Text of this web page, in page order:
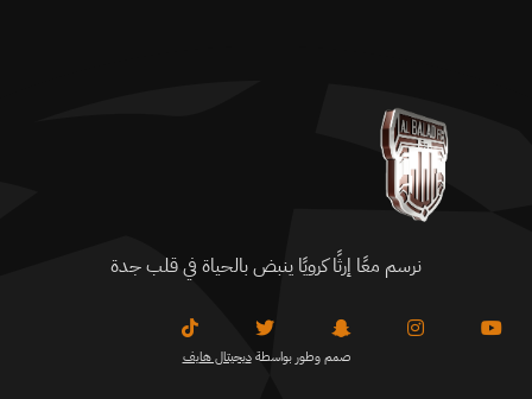
نرسم معًا إرثًا كرويًا ينبض بالحياة في قلب جدة
صمم وطور بواسطةديجيتال هايف